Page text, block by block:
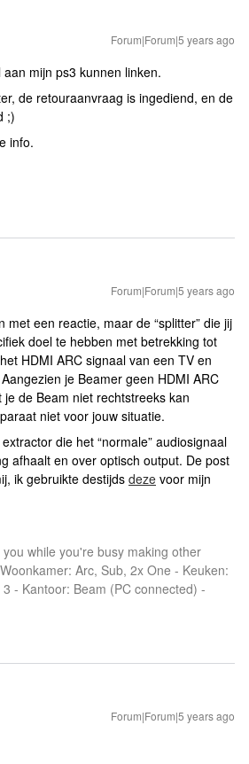
Forum|Forum|5 years ago
mijn ps3 kunnen linken.
de retouraanvraag is ingediend, en de
;)
info.
Forum|Forum|5 years ago
met een reactie, maar de “splitter” die jij
doel te hebben met betrekking tot
HDMI ARC signaal van een TV en
je Beamer geen HDMI ARC
de Beam niet rechtstreeks kan
niet voor jouw situatie.
die het “normale” audiosignaal
afhaalt en over optisch output. De post
ik gebruikte destijds deze voor mijn
while you're busy making other
Arc, Sub, 2x One - Keuken:
- Kantoor: Beam (PC connected) -
Forum|Forum|5 years ago